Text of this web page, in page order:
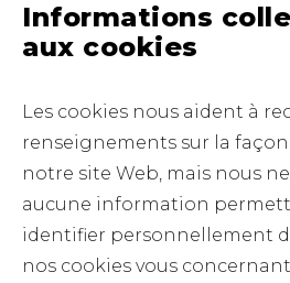
Informations
aux cookies
Les cookies nous aident à
renseignements sur la
notre site Web, mais nous
aucune information
identifier personnellement
nos cookies vous